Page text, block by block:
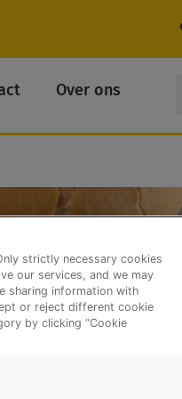
Over ons
strictly necessary cookies
our services, and we may
sharing information with
or reject different cookie
by clicking “Cookie